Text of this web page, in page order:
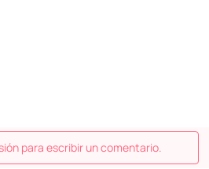
para escribir un comentario.